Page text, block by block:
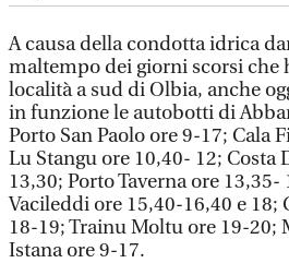
A causa della condotta idrica
maltempo dei giorni scorsi che
località a sud di Olbia, anche
in funzione le autobotti di
Porto San Paolo ore 9-17; Cala
Lu Stangu ore 10,40- 12; Costa
13,30; Porto Taverna ore 13,35-
Vacileddi ore 15,40-16,40 e 18;
18-19; Trainu Moltu ore 19-20;
Istana ore 9-17.